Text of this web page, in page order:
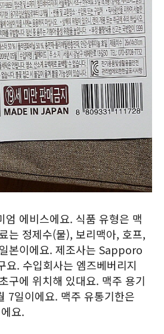
엄 에비스에요. 식품 유형은 맥
는 정제수(물), 보리맥아, 호프,
본이에요. 제조사는 Sapporo
. 수입회사는 엠즈베버리지
구에 위치해 있대요. 맥주 용기
7일이에요. 맥주 유통기한은
요.